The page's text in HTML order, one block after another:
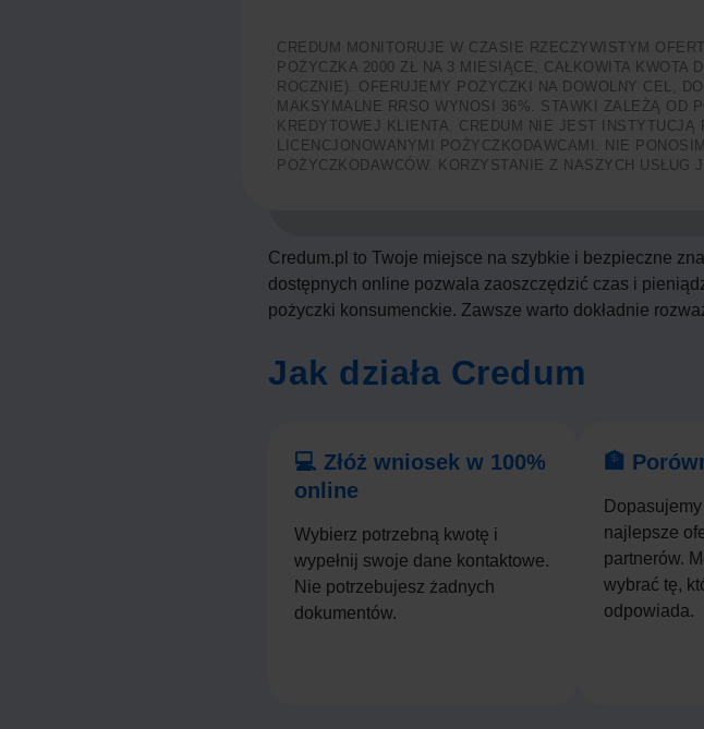
CREDUM MONITORUJE W CZASIE RZECZYWISTYM
POŻYCZKA 2000 ZŁ NA 3 MIESIĄCE, CAŁKOWITA KWOTA
ROCZNIE). OFERUJEMY POŻYCZKI NA DOWOLNY CEL,
MAKSYMALNE RRSO WYNOSI 36%. STAWKI ZALEŻĄ OD
KREDYTOWEJ KLIENTA. CREDUM NIE JEST
LICENCJONOWANYMI POŻYCZKODAWCAMI. NIE
POŻYCZKODAWCÓW. KORZYSTANIE Z NASZYCH USŁUG
Credum.pl to Twoje miejsce na szybkie i bezpieczne
dostępnych online pozwala zaoszczędzić czas i
pożyczki konsumenckie. Zawsze warto dokładnie
Jak działa Credum
💻 Złóż wniosek w 100%
online
Wybierz potrzebną kwotę i
wypełnij swoje dane kontaktowe.
Nie potrzebujesz żadnych
dokumentów.
🏦
najlepsze
partnerów.
wybrać tę,
odpowiada.